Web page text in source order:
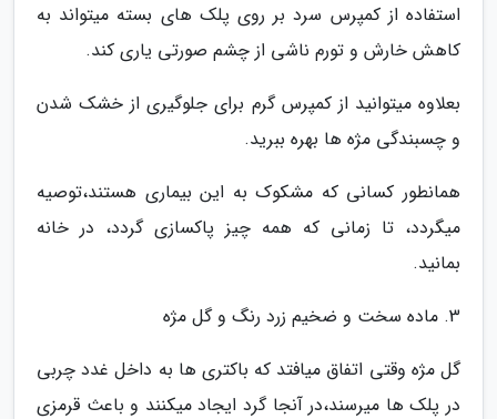
استفاده از کمپرس سرد بر روی پلک های بسته میتواند به
کاهش خارش و تورم ناشی از چشم صورتی یاری کند.
بعلاوه میتوانید از کمپرس گرم برای جلوگیری از خشک شدن
و چسبندگی مژه ها بهره ببرید.
همانطور کسانی که مشکوک به این بیماری هستند،توصیه
میگردد، تا زمانی که همه چیز پاکسازی گردد، در خانه
بمانید.
3. ماده سخت و ضخیم زرد رنگ و گل مژه
گل مژه وقتی اتفاق میافتد که باکتری ها به داخل غدد چربی
در پلک ها میرسند،در آنجا گرد ایجاد میکنند و باعث قرمزی